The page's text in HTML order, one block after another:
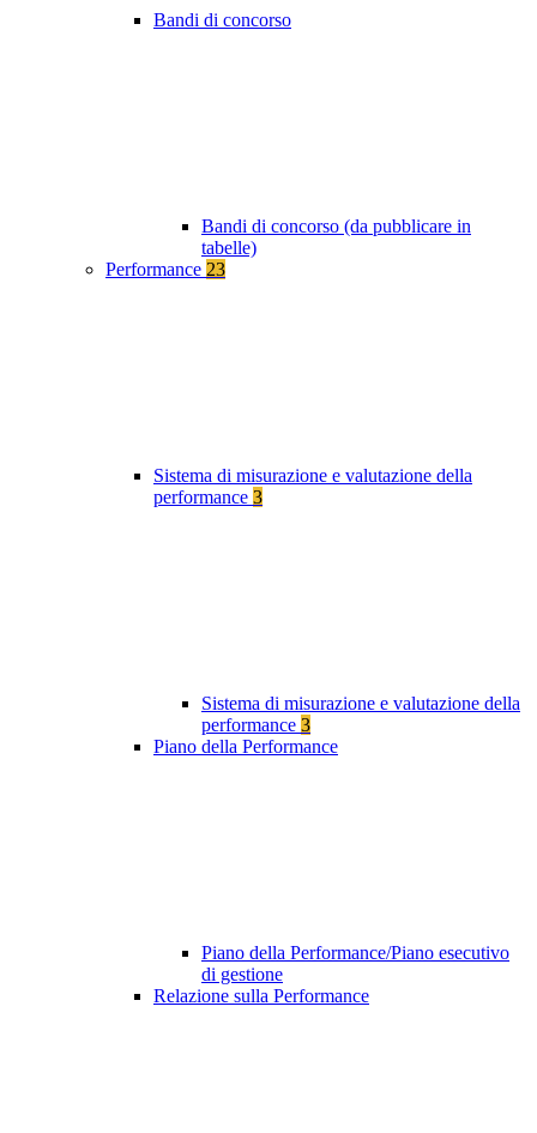
Bandi di concorso
Bandi di concorso (da pubblicare in
tabelle)
Performance 23
Sistema di misurazione e valutazione della
performance 3
Sistema di misurazione e valutazione della
performance 3
Piano della Performance
Piano della Performance/Piano esecutivo
di gestione
Relazione sulla Performance